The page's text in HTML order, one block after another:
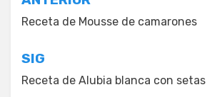
de
entradas
Receta de Mousse de camarones
SIG
Receta de Alubia blanca con setas